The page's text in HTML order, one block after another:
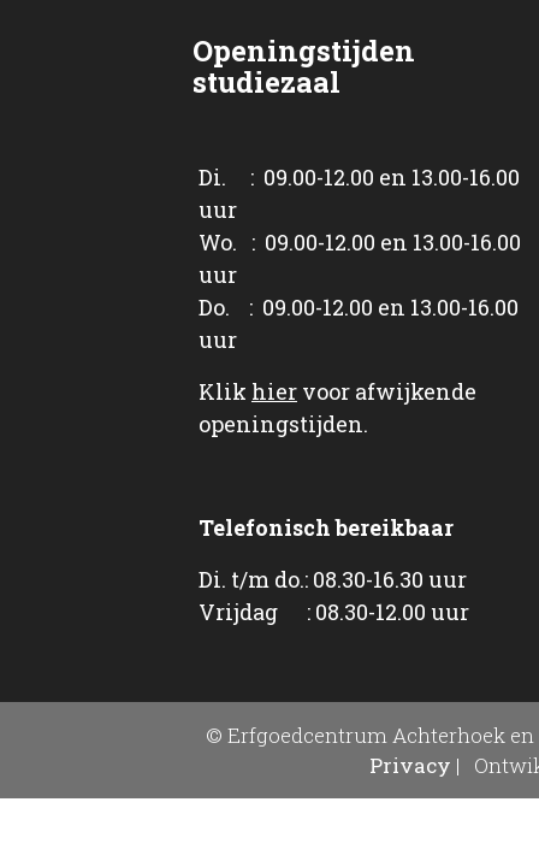
Openingstijden
studiezaal
Di. : 09.00-12.00 en 13.00-16.00
uur
Wo. : 09.00-12.00 en 13.00-16.00
uur
Do. : 09.00-12.00 en 13.00-16.00
uur
Klik hier voor afwijkende
openingstijden.
Telefonisch bereikbaar
Di. t/m do.: 08.30-16.30 uur
Vrijdag : 08.30-12.00 uur
© Erfgoedcentrum Achterhoek en
Privacy |